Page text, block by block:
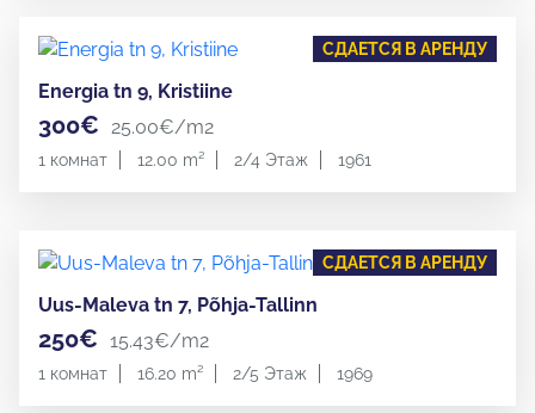
СДАЕТСЯ В АРЕНДУ
Energia tn 9, Kristiine
300€ 25.00€/m2
1 комнат 12.00 m² 2/4 Этаж 1961
СДАЕТСЯ В АРЕНДУ
Uus-Maleva tn 7, Põhja-Tallinn
250€ 15.43€/m2
1 комнат 16.20 m² 2/5 Этаж 1969